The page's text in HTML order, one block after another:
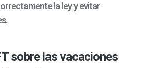
la ley y evitar
sobre las vacaciones